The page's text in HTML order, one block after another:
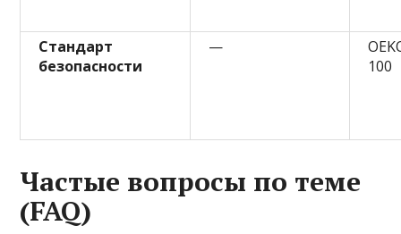
Стандарт
безопасности
—
100
Частые вопросы по теме
(FAQ)